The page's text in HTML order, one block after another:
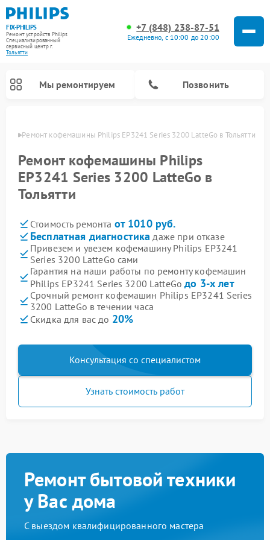
FIX-PHILIPS
Ремонт устройств Philips
Специализированный
cервисный центр г.
Тольятти
+7 (848) 238-87-51
Ежедневно, с 10:00 до 20:00
Мы ремонтируем Позвонить
Ремонт кофемашины Philips EP3241 Series 3200 LatteGo в Тольятти
Ремонт кофемашины Philips
EP3241 Series 3200 LatteGo в
Тольятти
Стоимость ремонта от 1010 руб.
Бесплатная диагностика даже при отказе
Привезем и увезем кофемашину Philips EP3241
Series 3200 LatteGo сами
Гарантия на наши работы по ремонту кофемашин
Philips EP3241 Series 3200 LatteGoдо 3-х лет
Срочный ремонт кофемашин Philips EP3241 Series
3200 LatteGo в течении часа
Скидка для вас до 20%
Консультация со специалистом
Узнать стоимость работ
Ремонт бытовой техники
у Вас дома
С выездом квалифицированного мастера